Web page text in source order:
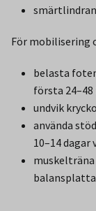
För mobilisering
belasta
första
undvik
använda
10–14 dagar